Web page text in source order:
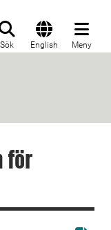
Sök English Meny
för